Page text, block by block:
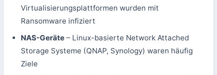
Virtualisierungsplattformen wurden mit
Ransomware infiziert
NAS-Geräte – Linux-basierte Network Attached
Storage Systeme (QNAP, Synology) waren häufig
Ziele